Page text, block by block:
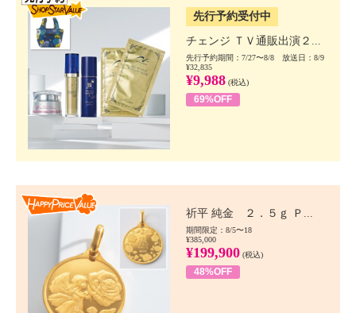
先行予約受付中
チェンジ ＴＶ通販出演２...
先行予約期間：7/27〜8/8 放送日：8/9
¥32,835
¥9,988 (税込)
69%OFF
祈平 純金 ２．５ｇ Ｐ...
期間限定：8/5〜18
¥385,000
¥199,900 (税込)
48%OFF